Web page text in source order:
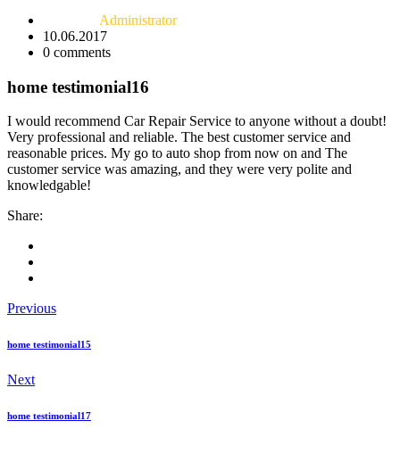
Administrator
10.06.2017
0 comments
home testimonial16
I would recommend Car Repair Service to anyone without a doubt!
Very professional and reliable. The best customer service and
reasonable prices. My go to auto shop from now on and The
customer service was amazing, and they were very polite and
knowledgable!
Share:
Previous
home testimonial15
Next
home testimonial17